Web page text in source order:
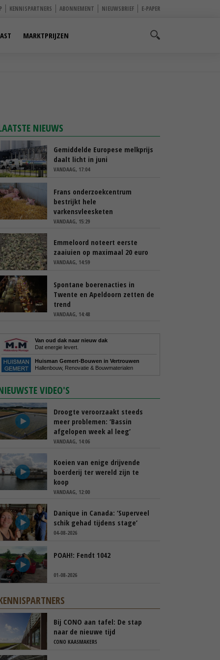
KENNISPARTNERS ABONNEMENT NIEUWSBRIEF E-PAPER
MARKTPRIJZEN
NIEUWS
Gemiddelde Europese melkprijs
daalt licht in juni
VANDAAG, 17:04
Frans onderzoekcentrum
bestrijkt hele
varkensvleesketen
VANDAAG, 15:29
Emmeloord noteert eerste
zaaiuien op maximaal 20 euro
VANDAAG, 14:59
Spontane boerenacties in
Twente en Apeldoorn zetten de
trend
VANDAAG, 14:48
Van oud dak naar nieuw dak
Dat energie levert.
Huisman Gemert-Bouwen in Vertrouwen
Hallenbouw, Renovatie & Bouwmaterialen
VIDEO'S
Droogte veroorzaakt steeds
meer problemen: ‘Bassin
afgelopen week al leeg’
VANDAAG, 14:06
Koeien van enige drijvende
boerderij ter wereld zijn te
koop
VANDAAG, 12:00
Danique in Canada: ‘Superveel
schik gehad tijdens stage’
04-08-2026
POAH!: Fendt 1042
01-08-2026
Bij CONO aan tafel: De stap
naar de nieuwe tijd
CONO KAASMAKERS